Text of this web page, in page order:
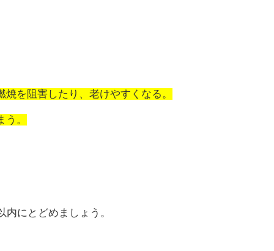
を阻害したり、老けやすくなる。
。
にとどめましょう。